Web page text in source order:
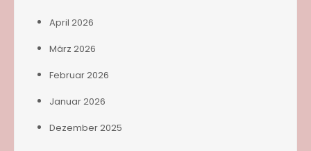
April 2026
März 2026
Februar 2026
Januar 2026
Dezember 2025